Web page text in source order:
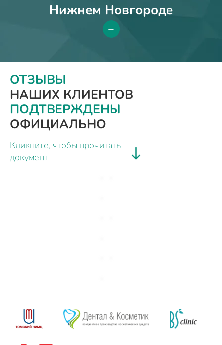
Нижнем Новгороде
+
ОТЗЫВЫ
НАШИХ КЛИЕНТОВ
ПОДТВЕРЖДЕНЫ
ОФИЦИАЛЬНО
Кликните, чтобы прочитать
документ